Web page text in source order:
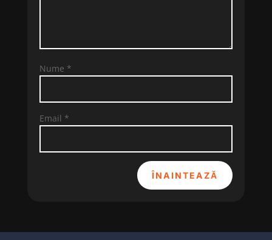
Nume *
Email *
ÎNAINTEAZĂ